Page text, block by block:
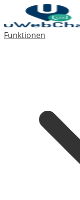
Funktionen